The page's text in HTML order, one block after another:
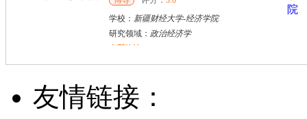
学校： 新疆财经大学-经济学院
研究领域： 政治经济学
李委明 北京市
博导
学校：首都经济贸易大学
友情链接：